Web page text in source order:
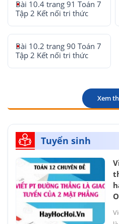
Bài 10.4 trang 91 Toán 7
Tập 2 Kết nối tri thức
Bài 10.2 trang 90 Toán 7
Tập 2 Kết nối tri thức
Xem
Tuyển sinh